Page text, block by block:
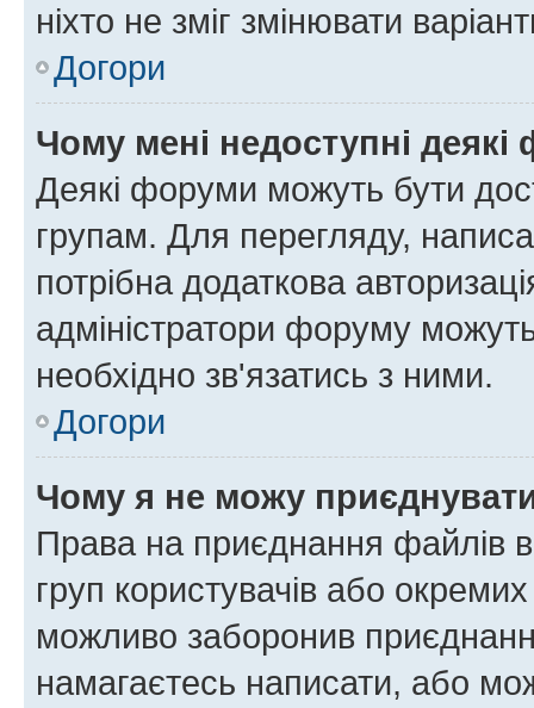
ніхто не зміг змінювати
Догори
Чому мені недоступні
Деякі форуми можуть бути
групам. Для перегляду,
потрібна додаткова
адміністратори форуму
необхідно зв'язатись з ними.
Догори
Чому я не можу
Права на приєднання файлів
груп користувачів або
можливо заборонив
намагаєтесь написати, або